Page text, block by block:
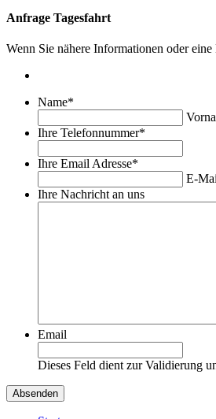
Anfrage Tagesfahrt
Wenn Sie nähere Informationen oder
Name*
Ihre Telefonnummer*
Ihre Email Adresse*
E-
Ihre Nachricht an uns
Email
Dieses Feld dient zur Validierung